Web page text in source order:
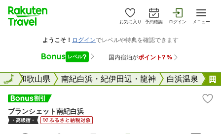
お気に入り 予約確認 ログイン メニュー
全国和歌山県 南紀白浜・紀伊田辺・龍神 白浜温泉
全国
ブランシェット南紀白浜